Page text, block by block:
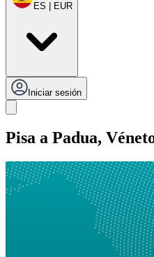
ES | EUR
Iniciar sesión
Pisa a Padua,